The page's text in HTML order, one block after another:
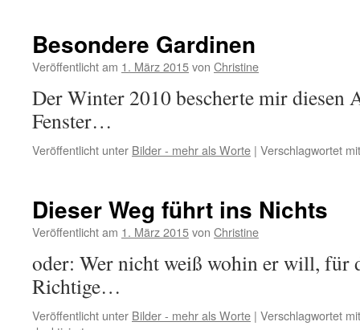
Chef
Besondere Gardinen
Veröffentlicht am 1. März 2015von Christine
Der Winter 2010 bescherte mir diesen
Fenster…
Veröffentlicht unter Bilder - mehr als Worte | Verschlagwortet mit
Dieser Weg führt ins Nichts
Veröffentlicht am 1. März 2015von Christine
oder: Wer nicht weiß wohin er will, für
Richtige…
Veröffentlicht unter Bilder - mehr als Worte | Verschlagwortet mit